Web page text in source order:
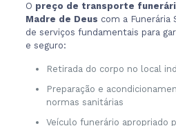
O preço de transporte
Madre de Deus com a Funerária
de serviços fundamentais para
e seguro:
Retirada do corpo no local
Preparação e
normas sanitárias
Veículo funerário apropriado